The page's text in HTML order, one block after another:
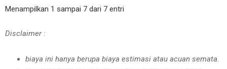
Menampilkan 1 sampai 7 dari 7 entri
Disclaimer :
biaya ini hanya berupa biaya estimasi atau acuan semata.